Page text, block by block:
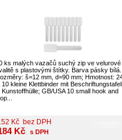
ks malých vazačů suchý zip ve velurové
s plastovými štítky. Barva pásky bílá.
š=12 mm, d=90 mm; Hmotnost:
10 kleine Klettbinder mit
Kunstoffhülle; GB/USA 10 small hook and
Kč bez DPH
Kč s DPH